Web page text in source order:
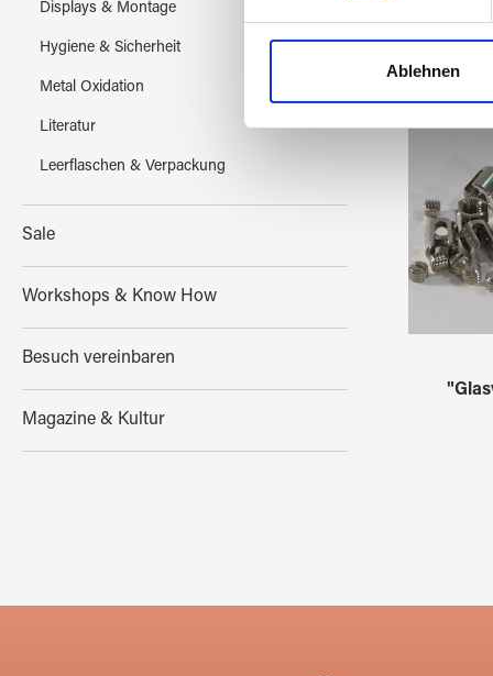
Wir verwenden Cookies,
und die Zugriffe auf unsere
Ablehnen
Displays & Montage
Hygiene & Sicherheit
Metal Oxidation
Literatur
Leerflaschen & Verpackung
Sale
Workshops & Know How
Besuch vereinbaren
Magazine & Kultur